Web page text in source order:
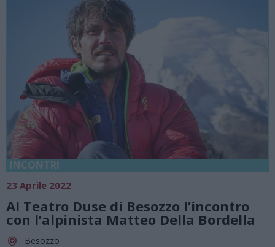
INCONTRI
23 Aprile 2022
Al Teatro Duse di Besozzo l’incontro
con l’alpinista Matteo Della Bordella
Besozzo